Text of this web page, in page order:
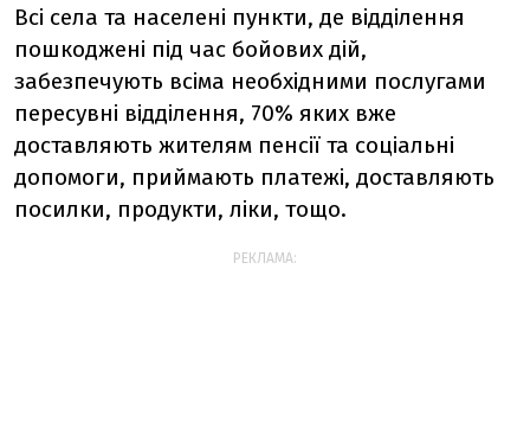
Всі села та населені пункти, де відділення
пошкоджені під час бойових дій,
забезпечують всіма необхідними послугами
пересувні відділення, 70% яких вже
доставляють жителям пенсії та соціальні
допомоги, приймають платежі, доставляють
посилки, продукти, ліки, тощо.
РЕКЛАМА: